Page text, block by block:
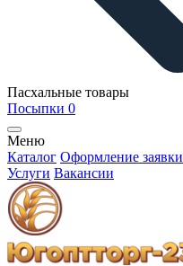
Пасхальные товары
Посыпки 0
Меню
Каталог Оформление заявки
Услуги Вакансии